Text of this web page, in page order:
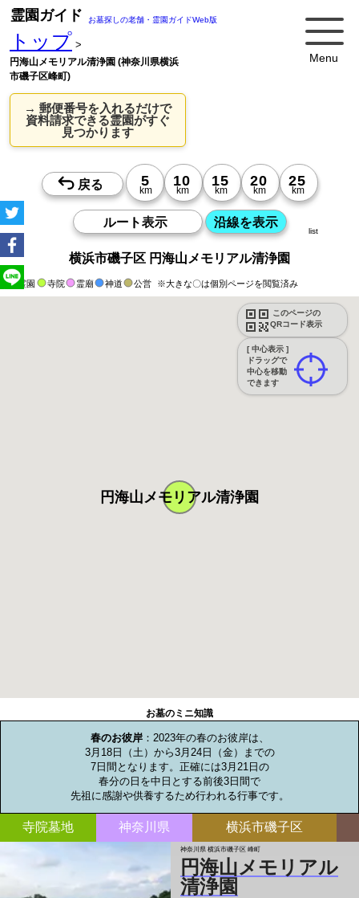
Menu
霊園ガイド お墓探しの老舗・霊園ガイドWeb版
トップ >
円海山メモリアル清浄園 (神奈川県横浜
市磯子区峰町)
→ 郵便番号を入れるだけで
資料請求できる霊園がすぐ
見つかります
横浜市磯子区 円海山メモリアル清浄園
霊園 寺院 霊廟 神道 公営 ※大きな〇は個別ページを閲覧済み
このページの
QRコード表示
[ 中心表示 ]
ドラッグで
中心を移動
できます
list
円海山メモリアル清浄園
お墓のミニ知識
春のお彼岸：2023年の春のお彼岸は、
3月18日（土）から3月24日（金）までの
7日間となります。正確には3月21日の
春分の日を中日とする前後3日間で
先祖に感謝や供養するため行われる行事です。
寺院墓地 神奈川県 横浜市磯子区
神奈川県 横浜市磯子区 峰町
円海山メモリアル
清浄園